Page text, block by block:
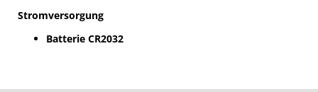
Stromversorgung
Batterie CR2032